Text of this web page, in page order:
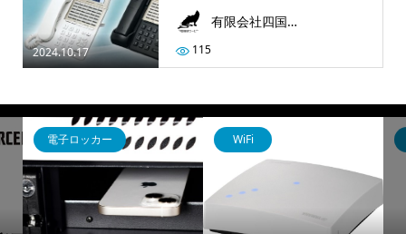
2024.10.17
有限会社四国情報サービス
115
電子ロッカー WiFi